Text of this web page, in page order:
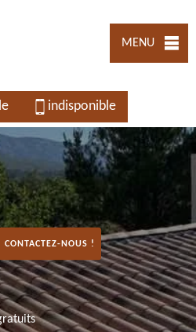
MENU
indisponible
CONTACTEZ-NOUS !